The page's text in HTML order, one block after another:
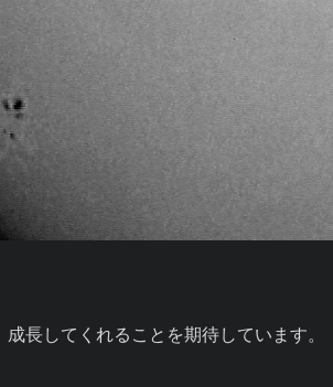
長してくれることを期待しています。